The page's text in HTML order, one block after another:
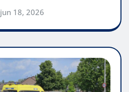
jun 18, 2026